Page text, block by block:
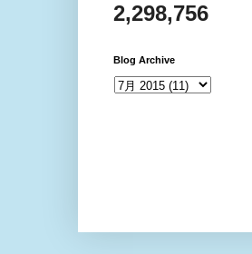
2,298,756
Blog Archive